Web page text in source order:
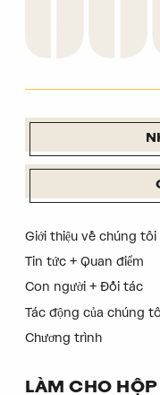
Giới thiệu về chúng tôi
Tin tức + Quan điểm
Con người + Đối tác
Tác động của chúng
Chương trình
LÀM CHO